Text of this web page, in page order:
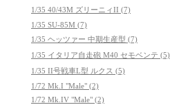
1/35 40/43M ズリーニィII (7)
1/35 SU-85M (7)
1/35 ヘッツァー 中期生産型 (7)
1/35 イタリア自走砲 M40 セモベンテ (5)
1/35 II号戦車L型 ルクス (5)
1/72 Mk.I "Male" (2)
1/72 Mk.IV "Male" (2)